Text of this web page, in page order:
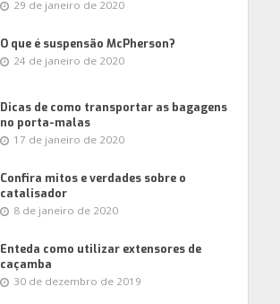
29 de janeiro de 2020
O que é suspensão McPherson?
24 de janeiro de 2020
Dicas de como transportar as bagagens
no porta-malas
17 de janeiro de 2020
Confira mitos e verdades sobre o
catalisador
8 de janeiro de 2020
Enteda como utilizar extensores de
caçamba
30 de dezembro de 2019